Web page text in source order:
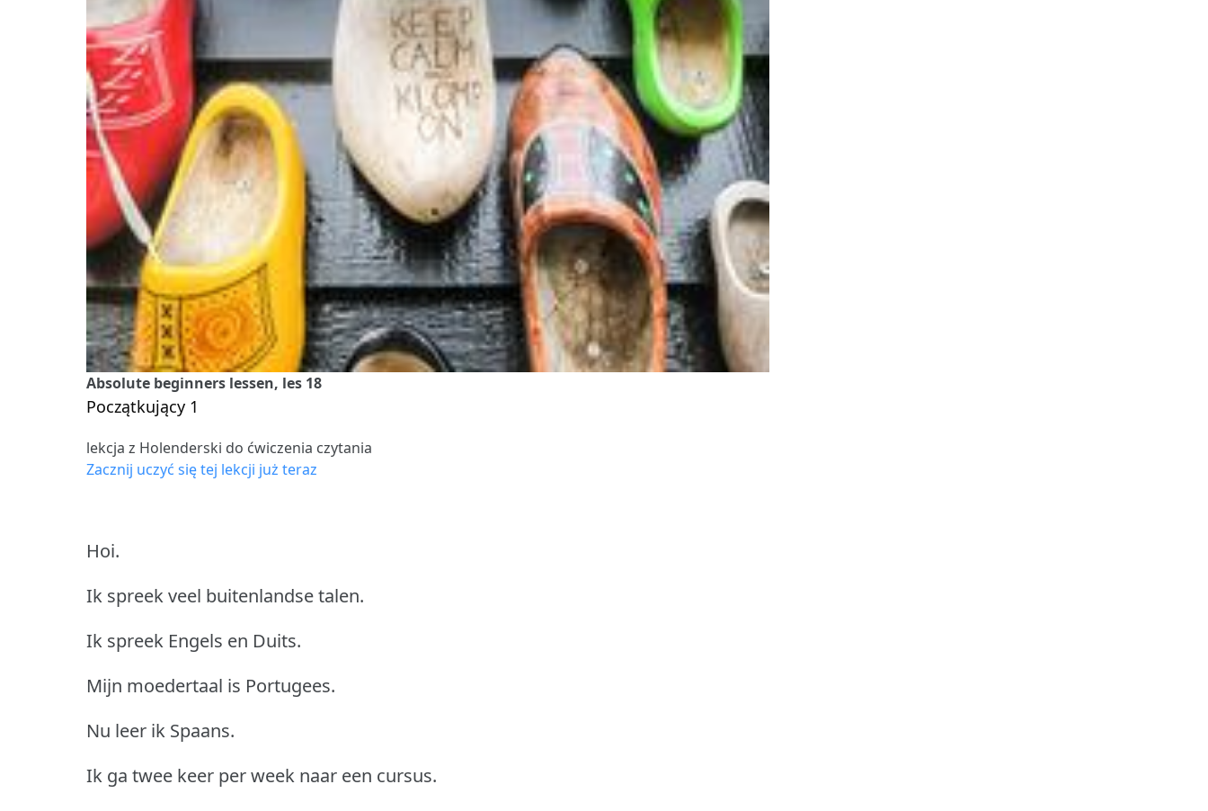
Absolute beginners lessen, les 18
Początkujący 1
lekcja z Holenderski do ćwiczenia czytania
Zacznij uczyć się tej lekcji już teraz
Hoi.
Ik spreek veel buitenlandse talen.
Ik spreek Engels en Duits.
Mijn moedertaal is Portugees.
Nu leer ik Spaans.
Ik ga twee keer per week naar een cursus.